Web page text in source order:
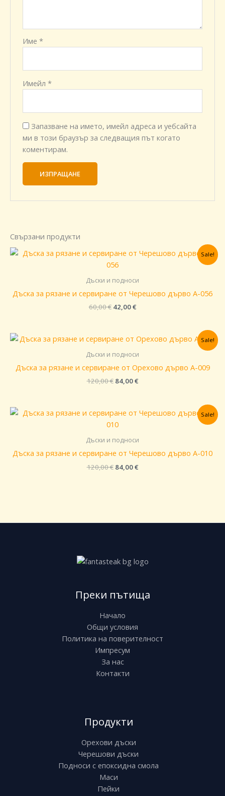
Име*
Имейл*
Запазване на името, имейл адреса и уебсайта
ми в този браузър за следващия път когато
коментирам.
Свързани продукти
Sale!
Дъски и подноси
Дъска за рязане и сервиране от Черешово дърво A-056
60,00€
Original
was:
42,00€
Текущата
цена
Sale!
Дъски и подноси
Дъска за рязане и сервиране от Орехово дърво A-009
120,00€
Original
was:
84,00€
Текущата
цена
е:
Sale!
Дъски и подноси
Дъска за рязане и сервиране от Черешово дърво A-010
120,00€
Original
was:
84,00€
Текущата
цена
Преки пътища
Начало
Общи условия
Политика на поверителност
Импресум
За нас
Контакти
Продукти
Орехови дъски
Черешови дъски
Подноси с епоксидна смола
Маси
Пейки